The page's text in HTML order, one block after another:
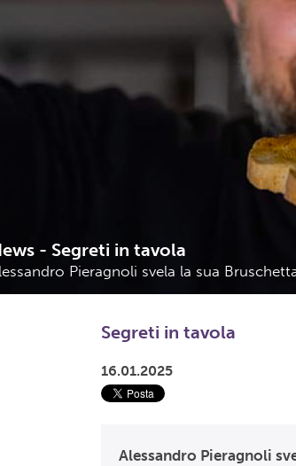
- Segreti in tavola
Pieragnoli svela la sua
Segreti in tavola
16.01.2025
Alessandro Pieragnoli